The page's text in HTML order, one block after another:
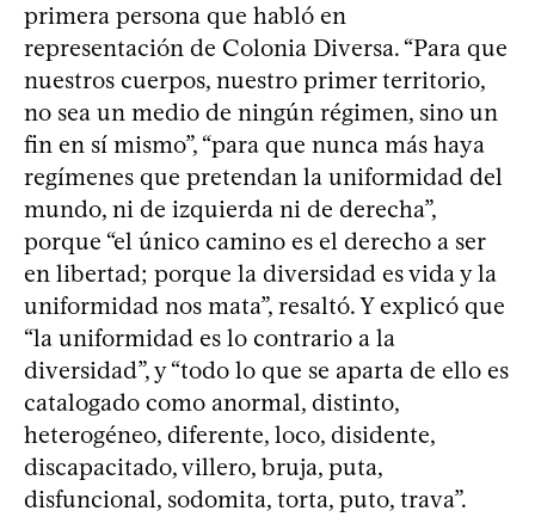
primera persona que habló en
representación de Colonia Diversa. “Para que
nuestros cuerpos, nuestro primer territorio,
no sea un medio de ningún régimen, sino un
fin en sí mismo”, “para que nunca más haya
regímenes que pretendan la uniformidad del
mundo, ni de izquierda ni de derecha”,
porque “el único camino es el derecho a ser
en libertad; porque la diversidad es vida y la
uniformidad nos mata”, resaltó. Y explicó que
“la uniformidad es lo contrario a la
diversidad”, y “todo lo que se aparta de ello es
catalogado como anormal, distinto,
heterogéneo, diferente, loco, disidente,
discapacitado, villero, bruja, puta,
disfuncional, sodomita, torta, puto, trava”.